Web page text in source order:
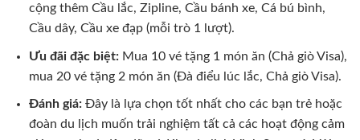
cộng thêm Cầu lắc, Zipline, Cầu bánh xe, Cá bú bình,
Cầu dây, Cầu xe đạp (mỗi trò 1 lượt).
Ưu đãi đặc biệt:Mua 10 vé tặng 1 món ăn (Chả giò Visa),
mua 20 vé tặng 2 món ăn (Đà điểu lúc lắc, Chả giò Visa).
Đánh giá:Đây là lựa chọn tốt nhất cho các bạn trẻ hoặc
đoàn du lịch muốn trải nghiệm tất cả các hoạt động cảm